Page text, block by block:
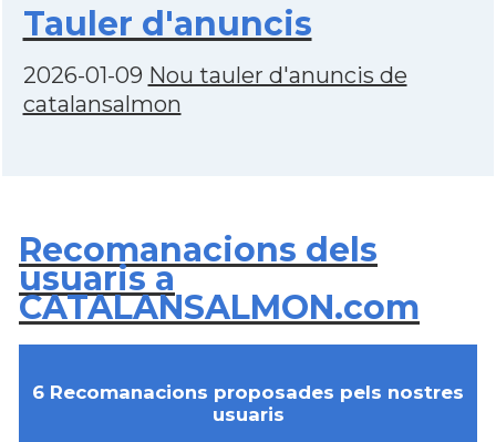
Tauler d'anuncis
2026-01-09 Nou tauler d'anuncis de
catalansalmon
Recomanacions dels
usuaris a
CATALANSALMON.com
6 Recomanacions proposades pels nostres
usuaris